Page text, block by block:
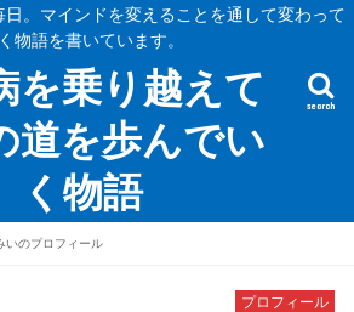
。マインドを変えることを通して変わって
物語を書いています。
を乗り越えて
道を歩んでい
く物語
search
のプロフィール
プロフィール